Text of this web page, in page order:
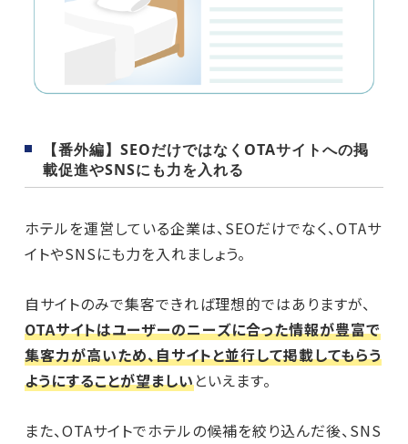
【番外編】SEOだけではなくOTAサイトへの掲
載促進やSNSにも力を入れる
ホテルを運営している企業は、SEOだけでなく、OTAサ
イトやSNSにも力を入れましょう。
自サイトのみで集客できれば理想的ではありますが、
OTAサイトはユーザーのニーズに合った情報が豊富で
集客力が高いため、自サイトと並行して掲載してもらう
ようにすることが望ましいといえます。
また、OTAサイトでホテルの候補を絞り込んだ後、SNS